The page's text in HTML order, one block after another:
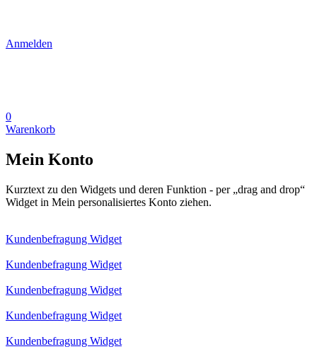
Anmelden
0
Warenkorb
Mein Konto
Kurztext zu den Widgets und deren Funktion - per „drag and drop“
Widget in Mein personalisiertes Konto ziehen.
Kundenbefragung Widget
Kundenbefragung Widget
Kundenbefragung Widget
Kundenbefragung Widget
Kundenbefragung Widget